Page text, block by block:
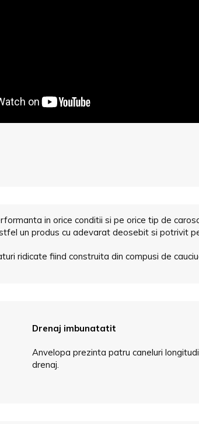
in orice conditii si pe orice tip de
un produs cu adevarat deosebit si potrivit
ridicate fiind construita din compusi de
Drenaj imbunatatit
Anvelopa prezinta patru caneluri
drenaj.